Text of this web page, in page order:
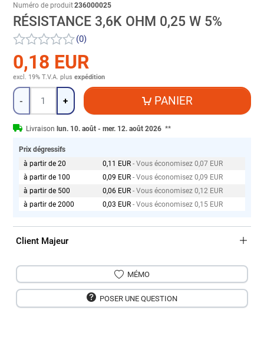
Numéro de produit236000025
RÉSISTANCE 3,6K OHM 0,25 W 5%
(0)
0,18 EUR
excl. 19% T.V.A. plus expédition
Quantité
- + PANIER
Livraison lun. 10. août - mer. 12. août 2026 **
Prix dégressifs
à partir de 20
0,11 EUR - Vous économisez 0,07 EUR
à partir de 100
0,09 EUR - Vous économisez 0,09 EUR
à partir de 500
0,06 EUR - Vous économisez 0,12 EUR
à partir de 2000
0,03 EUR - Vous économisez 0,15 EUR
Client Majeur
MÉMO
POSER UNE QUESTION